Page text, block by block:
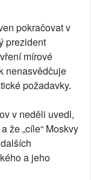
pokračovat v
prezident
mírové
nenasvědčuje
požadavky.
v neděli uvedl,
že „cíle“ Moskvy
a jeho